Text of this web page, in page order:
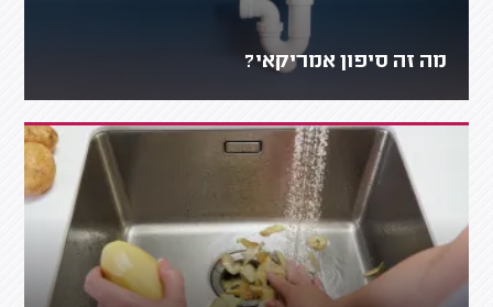
מה זה סיפון אמריקאי?